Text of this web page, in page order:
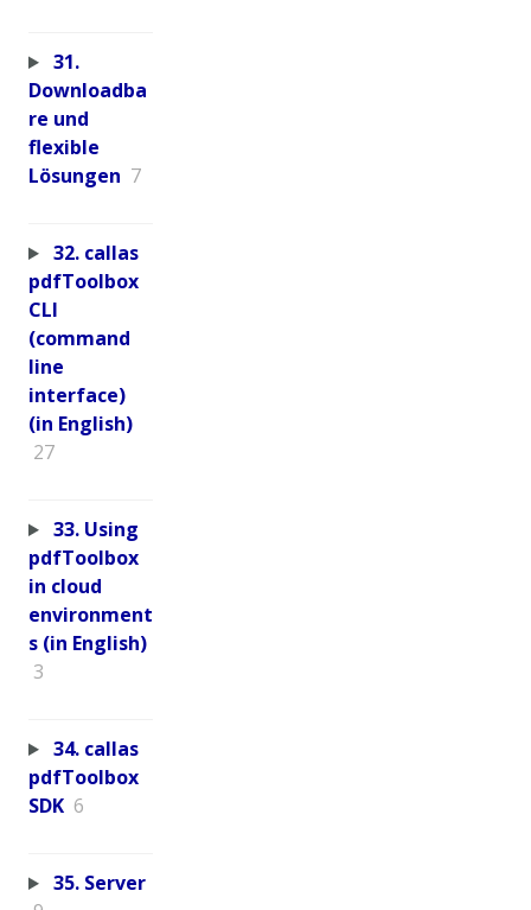
31.
Downloadba
re und
flexible
Lösungen 7
32. callas
pdfToolbox
CLI
(command
line
interface)
(in English)
27
33. Using
pdfToolbox
in cloud
environment
s (in English)
3
34. callas
pdfToolbox
SDK 6
35. Server